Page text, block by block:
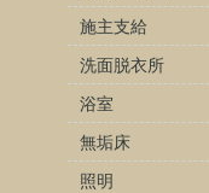
施主支給
洗面脱衣所
浴室
無垢床
照明